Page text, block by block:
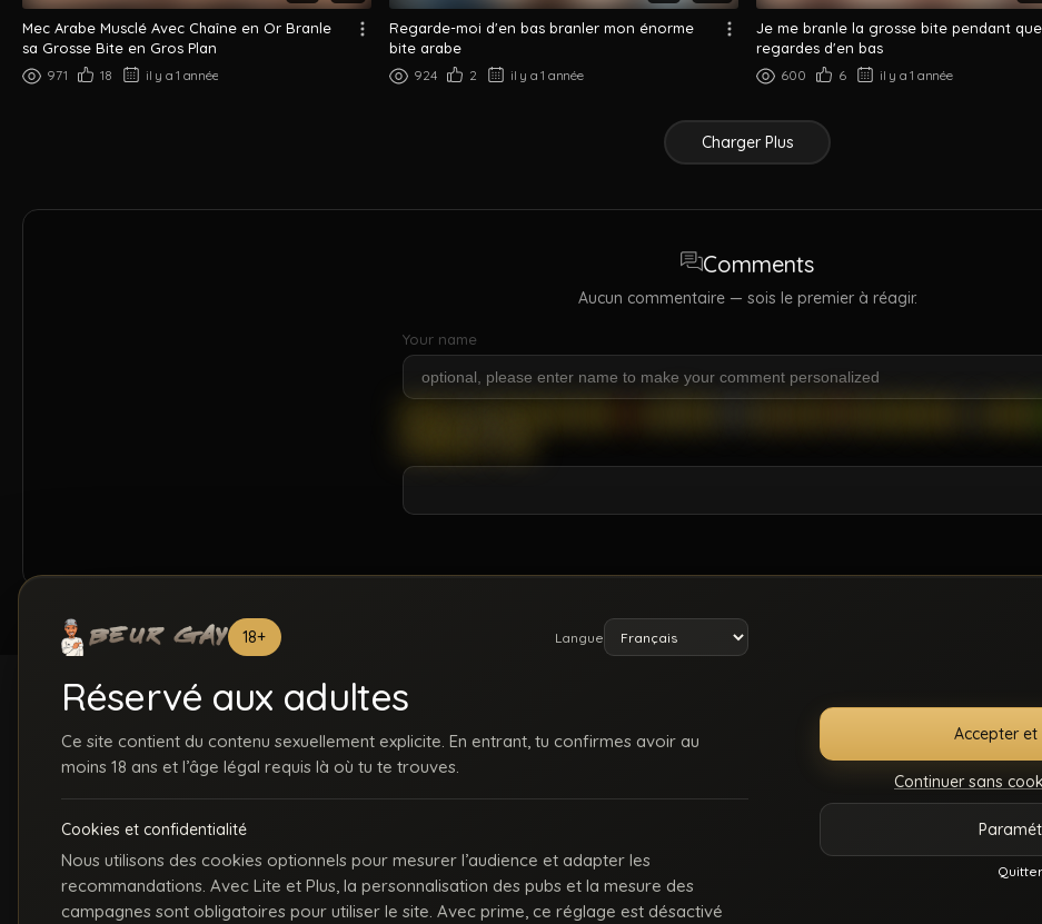
18+ Langue
Réservé aux adultes
Ce site contient du contenu sexuellement explicite. En entrant, tu confirmes avoir au
moins 18 ans et l’âge légal requis là où tu te trouves.
Cookies et confidentialité
Nous utilisons des cookies optionnels pour mesurer l’audience et adapter les
recommandations. Avec Lite et Plus, la personnalisation des pubs et la mesure des
campagnes sont obligatoires pour utiliser le site. Avec prime, ce réglage est désactivé
Accepter et
Continuer sans
Quitter
Mec Arabe Musclé Avec Chaîne en Or Branle
sa Grosse Bite en Gros Plan
971 18 il y a 1 année
Regarde-moi d'en bas branler mon énorme
bite arabe
924 2 il y a 1 année
Je me branle la grosse bite pendant
regardes d'en bas
600 6 il y a 1 année
Charger Plus
Comments
Aucun commentaire — sois le premier à réagir.
Your name
CONDITIONS
2257
La première communauté en ligne dédiée au porno gay beur et métissé : des keums du bled, des rebeus bien montés, des lascars actifs, des passifs
Balance-nous tes coms pour des nouvelles fonctionnalités ou tes questions.